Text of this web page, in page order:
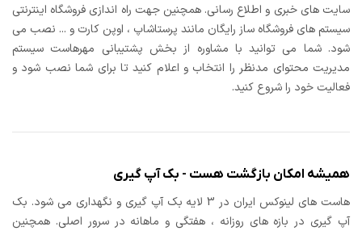
سایت های خبری و اطلاع رسانی. همچنین جهت راه اندازی فروشگاه اینترنتی
سیستم های فروشگاه ساز رایگان مانند پرستاشاپ ، اوپن کارت و ... نصب می
شود. شما می توانید با مشاوره از بخش پشتیبانی مهرهاست سیستم
مدیریت محتوای مدنظر را انتخاب و اعلام کنید تا برای شما نصب شود و
فعالیت خود را شروع کنید.
همیشه امکان بازگشت هست - بک آپ گیری
هاست های لینوکس ایران در 3 لایه بک آپ گیری و نگهداری می شود. بک
آپ گیری در بازه های روزانه ، هفتگی و ماهانه در سرور اصلی. همچنین